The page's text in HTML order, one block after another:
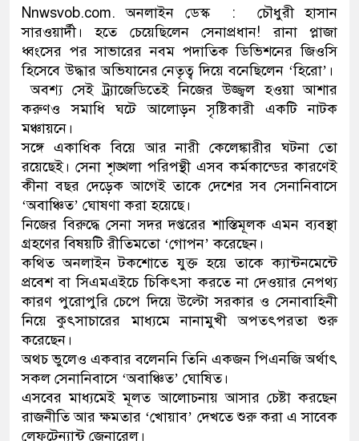
থানা পুলিশ
যেকোনো সময় বেনজীরের
নেতৃত্ব ও গণতন্ত্রের মূর্তমান
Nnwsvob.com. অনলাইন ডেস্ক : চৌধুরী হাসান
সারওয়ার্দী। হতে চেয়েছিলেন সেনাপ্রধান! রানা প্লাজা
ধ্বংসের পর সাভারের নবম পদাতিক ডিভিশনের জিওসি
হিসেবে উদ্ধার অভিযানের নেতৃত্ব দিয়ে বনেছিলেন ‘হিরো’।
অবশ্য সেই ট্র্যাজেডিতেই নিজের উজ্জ্বল হওয়া আশার
করুণও সমাধি ঘটে আলোড়ন সৃষ্টিকারী একটি নাটক
মঞ্চায়নে।
সঙ্গে একাধিক বিয়ে আর নারী কেলেঙ্কারীর ঘটনা তো
রয়েছেই। সেনা শৃঙ্খলা পরিপন্থী এসব কর্মকান্ডের কারণেই
কীনা বছর দেড়েক আগেই তাকে দেশের সব সেনানিবাসে
‘অবাঞ্চিত’ ঘোষণা করা হয়েছে।
নিজের বিরুদ্ধে সেনা সদর দপ্তরের শাস্তিমূলক এমন ব্যবস্থা
গ্রহণের বিষয়টি রীতিমতো ‘গোপন’ করেছেন।
কথিত অনলাইন টকশোতে যুক্ত হয়ে তাকে ক্যান্টনমেন্টে
প্রবেশ বা সিএমএইচে চিকিৎসা করতে না দেওয়ার নেপথ্য
কারণ পুরোপুরি চেপে দিয়ে উল্টো সরকার ও সেনাবাহিনী
নিয়ে কুৎসাচারের মাধ্যমে নানামুখী অপতৎপরতা শুরু
করেছেন।
অথচ ভুলেও একবার বলেননি তিনি একজন পিএনজি অর্থাৎ
সকল সেনানিবাসে ‘অবাঞ্চিত’ ঘোষিত।
এসবের মাধ্যমেই মূলত আলোচনায় আসার চেষ্টা করছেন
রাজনীতি আর ক্ষমতার ‘খোয়াব’ দেখতে শুরু করা এ সাবেক
লেফটেন্যান্ট জেনারেল।